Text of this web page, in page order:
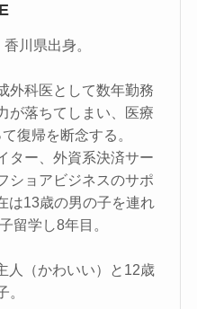
川県出身。
外科医として数年勤務
が落ちてしまい、医療
復帰を断念する。
ター、外資系決済サー
ショアビジネスのサポ
は13歳の男の子を連れ
留学し8年目。
人（かわいい）と12歳
。